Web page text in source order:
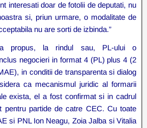
interesati doar de fotolii de deputati, nu
si, priun urmare, o modalitate de
nu are sorti de izbinda.”
a propus, la rindul sau, PL-ului o
negocieri in format 4 (PL) plus 4 (2
in conditii de transparenta si dialog
ca mecanismul juridic al formarii
exista, el a fost confirmat si in cadrul
pentru partide de catre CEC. Cu toate
si PNL Ion Neagu, Zoia Jalba si Vitalia